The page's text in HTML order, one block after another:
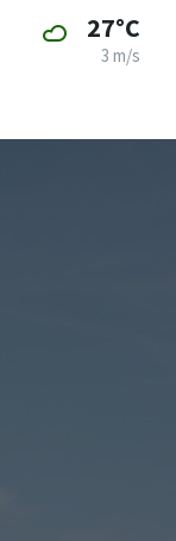
27°C
3 m/s